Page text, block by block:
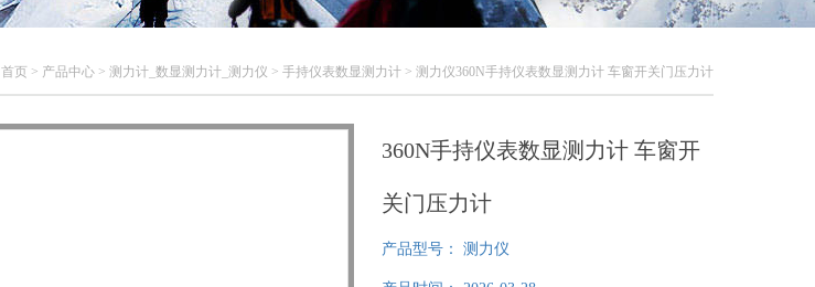
首页 > 产品中心 > 测力计_数显测力计_测力仪 > 手持仪表数显测力计 > 测力仪360N手持仪表数显测力计 车窗开关门压力计
360N手持仪表数显测力计 车窗开
关门压力计
产品型号： 测力仪